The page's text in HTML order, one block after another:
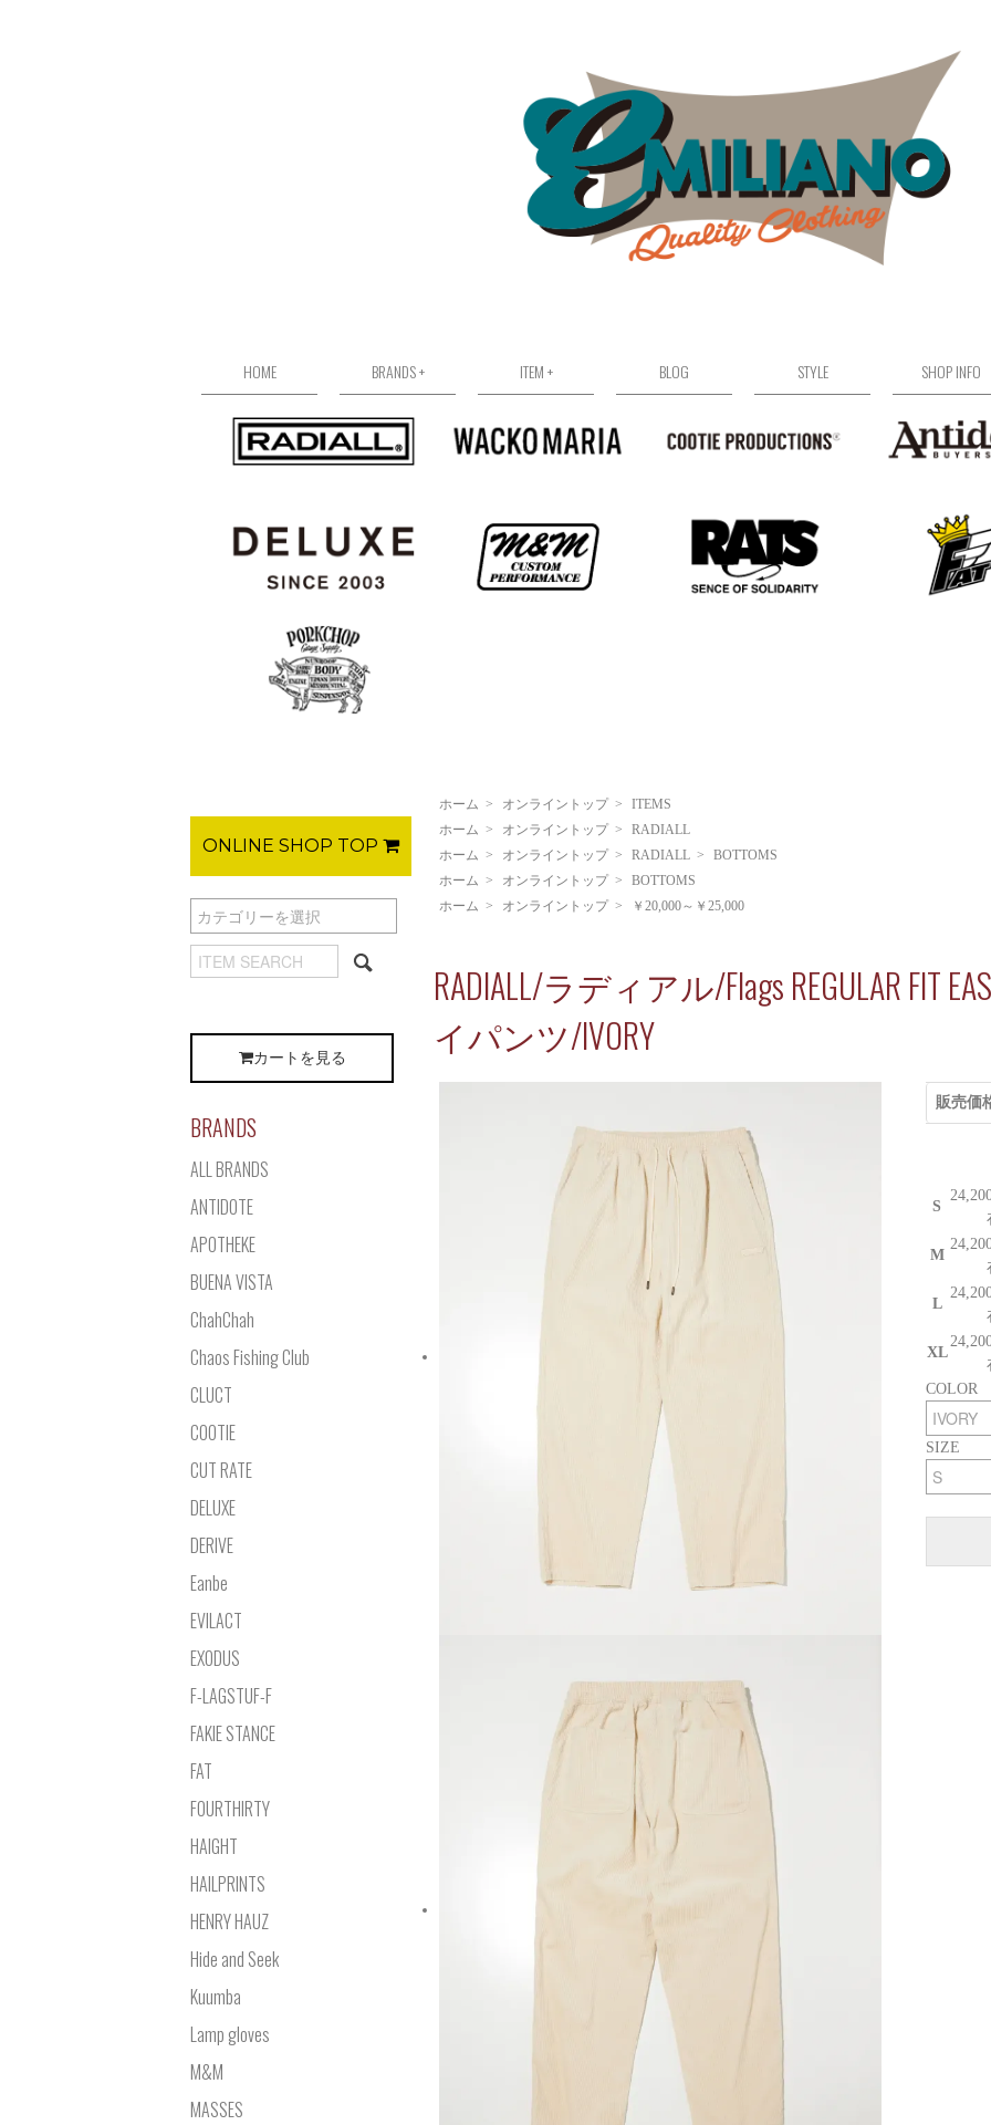
HOME BRANDS + ITEM + BLOG STYLE SHOP INFO
ホーム > オンライントップ >
ITEMS
ホーム > オンライントップ >
RADIALL
ホーム > オンライントップ > RADIALL >
BOTTOMS
ホーム > オンライントップ >
BOTTOMS
ホーム > オンライントップ > ￥20,000～￥25,000
RADIALL/ラディアル/Flags REGULAR FIT
イパンツ/IVORY
販売価
S
M
L
XL
COLOR
SIZE
ONLINE SHOP TOP
カートを見る
BRANDS
ALL BRANDS
ANTIDOTE
APOTHEKE
BUENA VISTA
ChahChah
Chaos Fishing Club
CLUCT
COOTIE
CUT RATE
DELUXE
DERIVE
Eanbe
EVILACT
EXODUS
F-LAGSTUF-F
FAKIE STANCE
FAT
FOURTHIRTY
HAIGHT
HAILPRINTS
HENRY HAUZ
Hide and Seek
Kuumba
Lamp gloves
M&M
MASSES